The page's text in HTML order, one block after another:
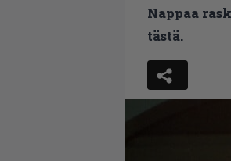
Nappaa
tästä.